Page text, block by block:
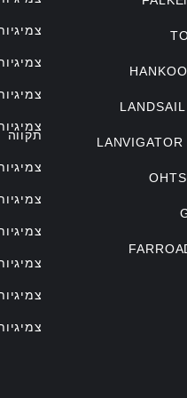
תקווה